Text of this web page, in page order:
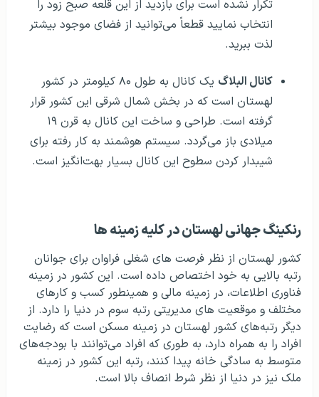
تکرار نشده است برای بازدید از این قلعه صبح زود را
انتخاب نمایید قطعاً می‌توانید از فضای موجود بیشتر
لذت ببرید.
کانال البلاگ
یک کانال به طول ۸۰ کیلومتر در کشور
لهستان است که در بخش شمال شرقی این کشور قرار
گرفته است. طراحی و ساخت این کانال به قرن ۱۹
میلادی باز می‌گردد. سیستم هوشمند به کار رفته برای
شیبدار کردن سطوح این کانال بسیار بهت‌انگیز است.
رنکینگ جهانی لهستان در کلیه زمینه ها
کشور لهستان از نظر فرصت های شغلی فراوان برای جوانان
رتبه بالایی به خود اختصاص داده است. این کشور در زمینه
فناوری اطلاعات، در زمینه مالی و همینطور کسب و کارهای
مختلف و موقعیت های مدیریتی رتبه سوم در دنیا را دارد. از
دیگر رتبه‌های کشور لهستان در زمینه مسکن است که رضایت
افراد را به همراه دارد، به طوری که افراد می‌توانند با بودجه‌های
متوسط به سادگی خانه پیدا کنند، رتبه این کشور در زمینه
ملک نیز در دنیا از نظر شرط انصاف بالا است.